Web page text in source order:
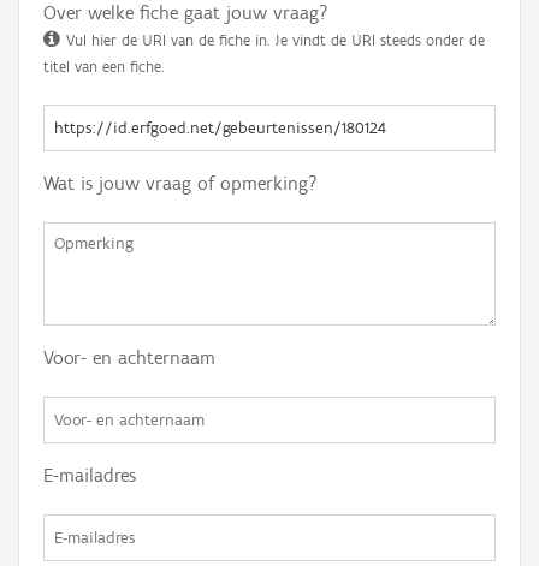
Over welke fiche gaat jouw vraag?
Vul hier de URI van de fiche in. Je vindt de URI steeds onder de
titel van een fiche.
Wat is jouw vraag of opmerking?
Voor- en achternaam
E-mailadres